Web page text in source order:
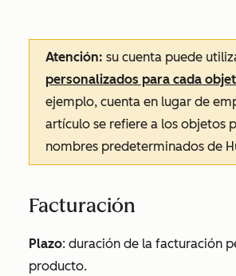
Atención: su cuenta puede
personalizados para cada
ejemplo, cuenta en lugar de
artículo se refiere a los objetos
nombres predeterminados de
Facturación
Plazo: duración de la facturación
producto.